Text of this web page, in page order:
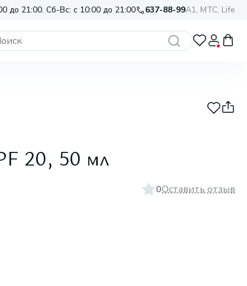
до 21:00. Сб-Вс: с 10:00 до 21:00 637-88-99A1, МТС, Life
20, 50 мл
0Оставить отзыв